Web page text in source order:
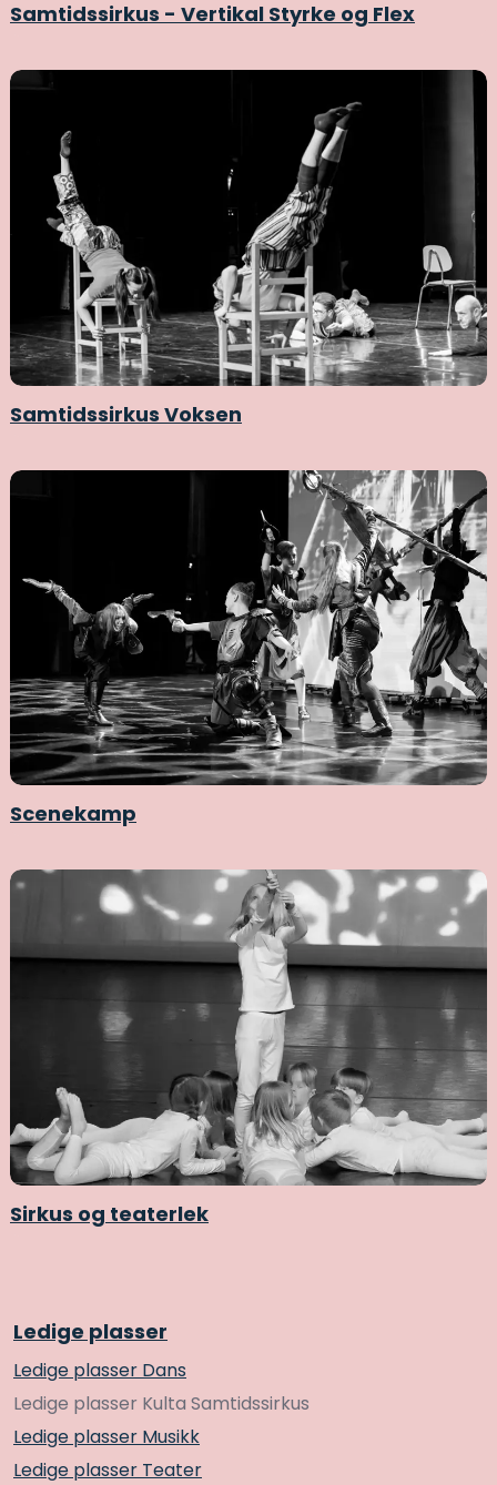
Samtidssirkus - Vertikal Styrke og Flex
Samtidssirkus Voksen
Scenekamp
Sirkus og teaterlek
Ledige plasser
Ledige plasser Dans
Ledige plasser Kulta Samtidssirkus
Ledige plasser Musikk
Ledige plasser Teater